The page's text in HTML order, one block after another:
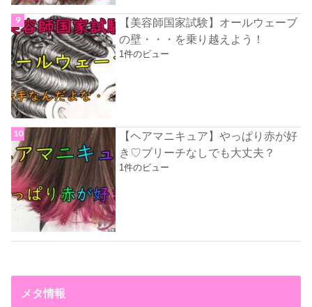
【美容師国家試験】オールウェーブ
の壁・・・を乗り越えよう！
1件のビュー
【ヘアマニキュア】やっぱり赤が好
き♡ブリーチなしでも大丈夫？
1件のビュー
メタ情報